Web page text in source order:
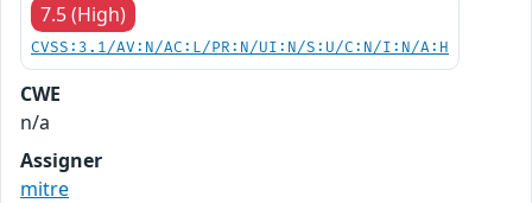
7.5 (High)
CVSS:3.1/AV:N/AC:L/PR:N/UI:N/S:U/C:N/I:N/A:H
CWE
n/a
Assigner
mitre